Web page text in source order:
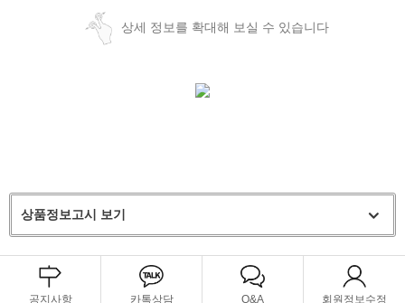
상세 정보를 확대해 보실 수 있습니다
상품정보고시 보기
공지사항 카톡상담 Q&A 회원정보수정